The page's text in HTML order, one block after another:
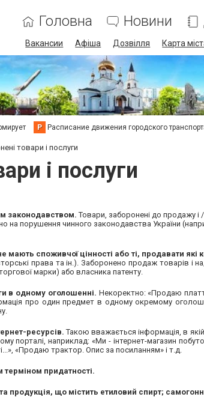
Головна Новини
Вакансии Афіша Дозвілля Карта
Р Расписание движения городского
товари і послуги
і послуги
законодавством. Товари, заборонені до продажу і
на порушення чинного законодавства України
мають споживчої цінності або ті, продавати
права та ін.). Заборонено продаж товарів і
марки) або власника патенту.
в одному оголошенні. Некоректно: «Продаю
про один предмет в одному окремому
ресурсів. Такою вважається інформація, в
порталі, наприклад: «Ми - інтернет-магазин
«Продаю трактор. Опис за посиланням» і т.д.
придатності.
продукція, що містить етиловий спирт;